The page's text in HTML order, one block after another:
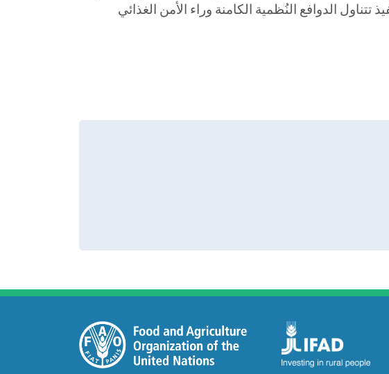
الدوافع النُظمية الكامنة وراء الأمن الغذائي